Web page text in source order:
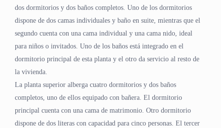
dos dormitorios y dos baños completos. Uno de los dormitorios
dispone de dos camas individuales y baño en suite, mientras que el
segundo cuenta con una cama individual y una cama nido, ideal
para niños o invitados. Uno de los baños está integrado en el
dormitorio principal de esta planta y el otro da servicio al resto de
la vivienda.
La planta superior alberga cuatro dormitorios y dos baños
completos, uno de ellos equipado con bañera. El dormitorio
principal cuenta con una cama de matrimonio. Otro dormitorio
dispone de dos literas con capacidad para cinco personas. El tercer